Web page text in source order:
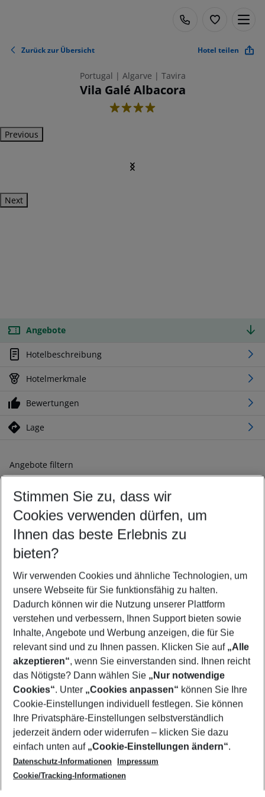
Zurück zur Übersicht Hotel teilen
Portugal | Algarve | Tavira
Vila Galé Albacora
4
Previous
Next
Angebote
Hotelbeschreibung
Hotelmerkmale
Bewertungen
Lage
Angebote filtern
Ändern Sie Ihre Kriterien nach Ihren Wünschen
Abflughafen wählen
Beliebiger Abflughafen
Reisezeitraum wählen
09.08.26– 07.08.27 5-8 Nächte
2 Erwachsene Keine Kinder
Mehr Filter anzeigen
Footer
Footer navigation
Über uns
AGB
Cookie-Einstellungen ändern
Cookie-Richtlinie
Datenschutz
Service & Hilfe
Barrierefreies Reisen
Check-in
Folgen Sie uns
Stimmen Sie zu, dass wir
Cookies verwenden dürfen, um
Ihnen das beste Erlebnis zu
bieten?
Wir verwenden Cookies und ähnliche Technologien, um
unsere Webseite für Sie funktionsfähig zu halten.
Dadurch können wir die Nutzung unserer Plattform
verstehen und verbessern, Ihnen Support bieten sowie
Inhalte, Angebote und Werbung anzeigen, die für Sie
relevant sind und zu Ihnen passen. Klicken Sie auf „Alle
akzeptieren“, wenn Sie einverstanden sind. Ihnen reicht
das Nötigste? Dann wählen Sie „Nur notwendige
Cookies“. Unter „Cookies anpassen“ können Sie Ihre
Cookie-Einstellungen individuell festlegen. Sie können
Ihre Privatsphäre-Einstellungen selbstverständlich
jederzeit ändern oder widerrufen – klicken Sie dazu
einfach unten auf „Cookie-Einstellungen ändern“.
Datenschutz-Informationen
Impressum
Cookie/Tracking-Informationen